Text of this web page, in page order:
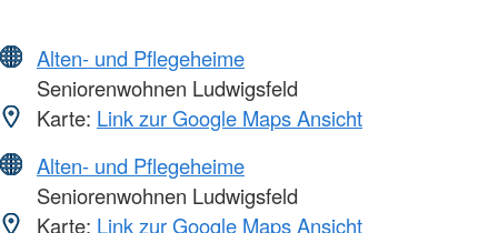
Alten- und Pflegeheime
Seniorenwohnen Ludwigsfeld
Karte: Link zur Google Maps Ansicht
Alten- und Pflegeheime
Seniorenwohnen Ludwigsfeld
Karte: Link zur Google Maps Ansicht